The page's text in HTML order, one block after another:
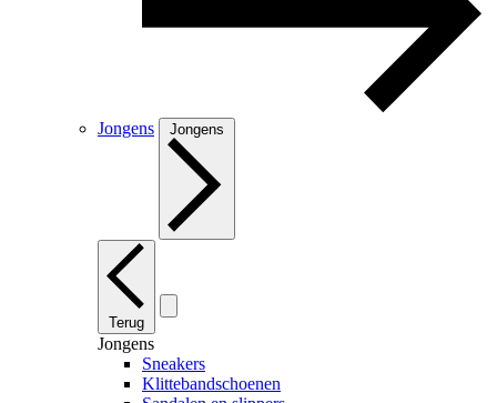
Jongens Jongens
Terug
Jongens
Sneakers
Klittebandschoenen